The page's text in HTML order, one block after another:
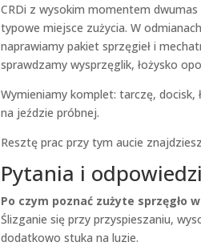
CRDi z wysokim momentem
typowe miejsce zużycia. W
naprawiamy pakiet sprzęgieł i
sprawdzamy wysprzęglik, łożysko
Wymieniamy komplet: tarczę, docisk,
na jeździe próbnej.
Resztę prac przy tym aucie
Pytania i odpowiedzi
Po czym poznać zużyte sprzęgło
Ślizganie się przy przyspieszaniu,
dodatkowo stuka na luzie.